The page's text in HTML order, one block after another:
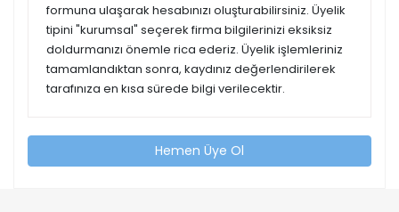
formuna ulaşarak hesabınızı oluşturabilirsiniz. Üyelik
tipini "kurumsal" seçerek firma bilgilerinizi eksiksiz
doldurmanızı önemle rica ederiz. Üyelik işlemleriniz
tamamlandıktan sonra, kaydınız değerlendirilerek
tarafınıza en kısa sürede bilgi verilecektir.
Hemen Üye Ol